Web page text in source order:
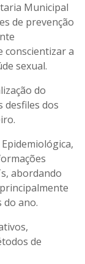
Municipal
de prevenção
conscientizar a
sexual.
do
desfiles dos
abordando
do ano.
de